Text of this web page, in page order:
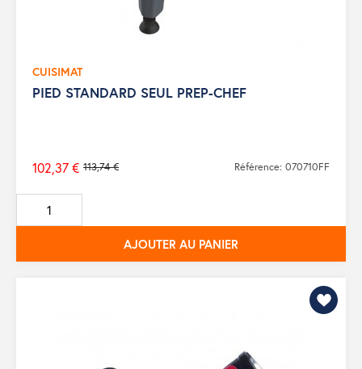
CUISIMAT
PIED STANDARD SEUL PREP-CHEF
Prix
de
base
113,74 €
102,37 € Référence: 070710FF
AJOUTER AU PANIER